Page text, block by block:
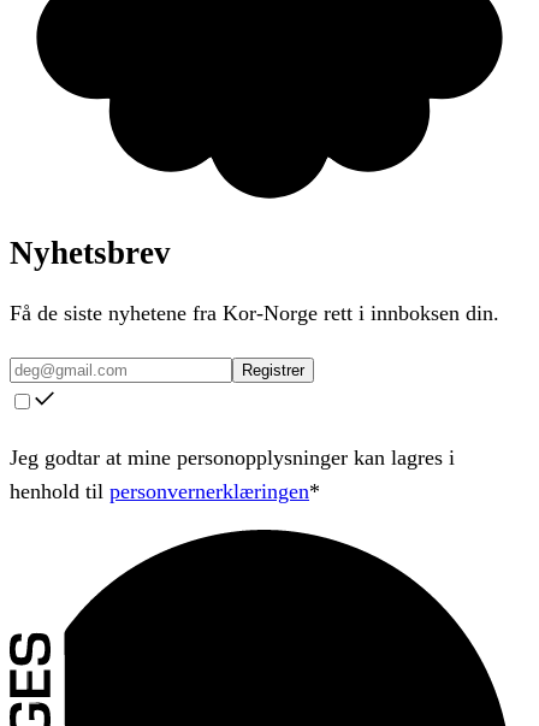
Nyhetsbrev
Få de siste nyhetene fra Kor-Norge rett i innboksen din.
Registrer
Jeg godtar at mine personopplysninger kan lagres i
henhold til personvernerklæringen*